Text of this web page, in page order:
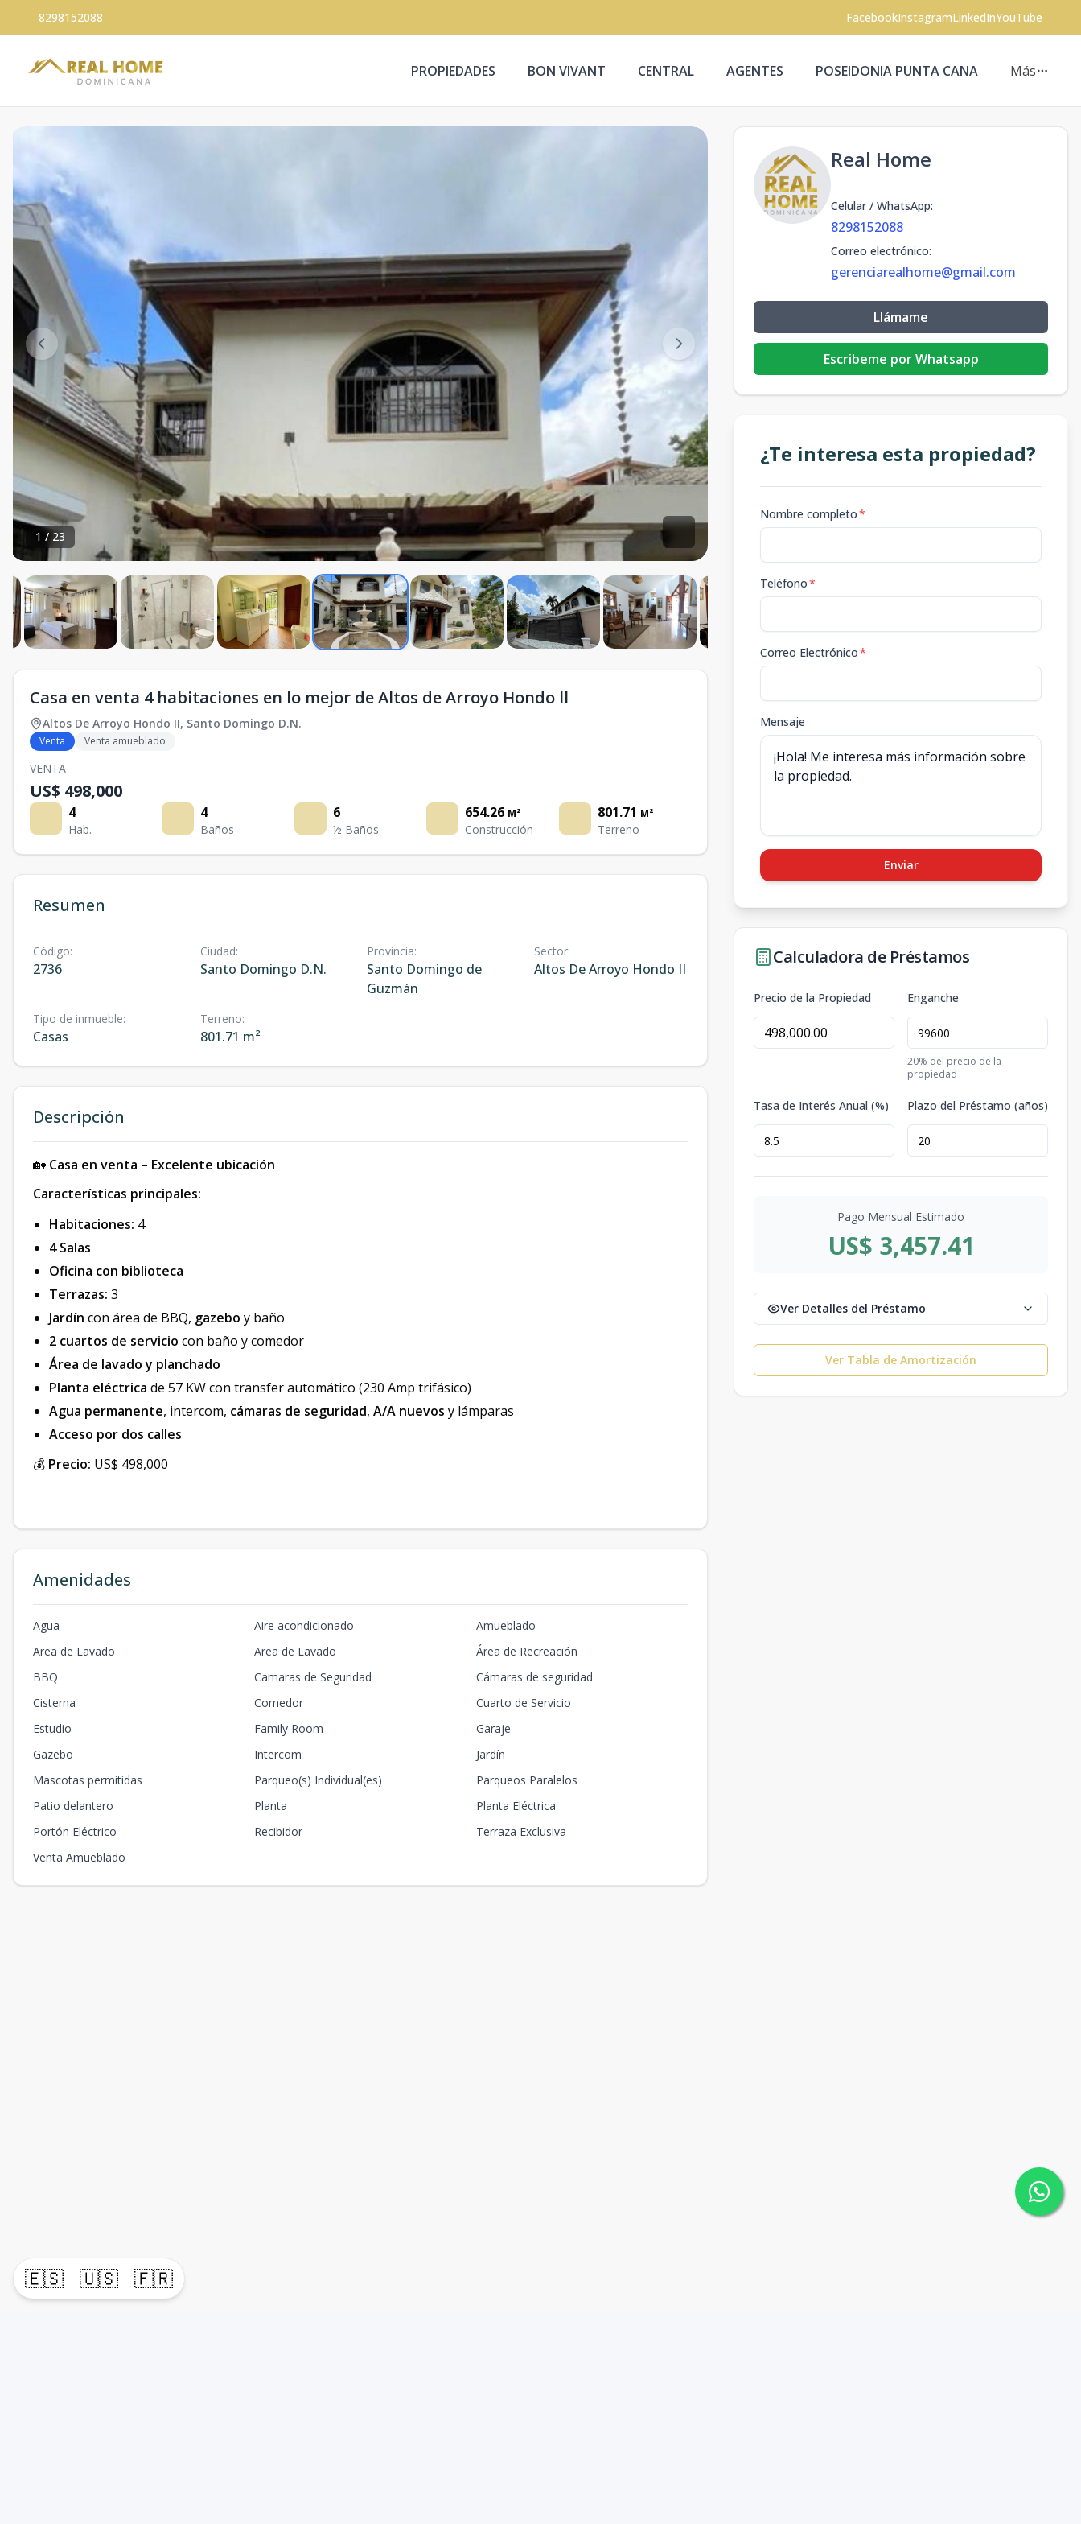
🇪🇸 🇺🇸 🇫🇷
8298152088 FacebookInstagramLinkedInYouTube
PROPIEDADES BON VIVANT CENTRAL AGENTES POSEIDONIA PUNTA CANA Más
1 / 23
Casa en venta 4 habitaciones en lo mejor de Altos de Arroyo Hondo ll
Altos De Arroyo Hondo II, Santo Domingo D.N.
Venta Venta amueblado
VENTA
US$ 498,000
4
Hab.
4
Baños
6
½ Baños
654.26 M²
Construcción
801.71 M²
Terreno
Resumen
Código:
2736
Ciudad:
Santo Domingo D.N.
Provincia:
Santo Domingo de
Guzmán
Sector:
Altos De Arroyo Hondo II
Tipo de inmueble:
Casas
Terreno:
801.71 m²
Descripción
🏡 Casa en venta – Excelente ubicación
Características principales:
Habitaciones: 4
4 Salas
Oficina con biblioteca
Terrazas: 3
Jardín con área de BBQ, gazebo y baño
2 cuartos de servicio con baño y comedor
Área de lavado y planchado
Planta eléctrica de 57 KW con transfer automático (230 Amp trifásico)
Agua permanente, intercom, cámaras de seguridad, A/A nuevos y lámparas
Acceso por dos calles
💰 Precio: US$ 498,000
Amenidades
Agua Aire acondicionado
Amueblado
Area de Lavado
Area de Lavado
Área de Recreación
BBQ
Camaras de Seguridad
Cámaras de seguridad
Cisterna
Comedor
Cuarto de Servicio
Estudio
Family Room
Garaje
Gazebo
Intercom
Jardín
Mascotas permitidas
Parqueo(s) Individual(es)
Parqueos Paralelos
Patio delantero
Planta
Planta Eléctrica
Portón Eléctrico
Recibidor
Terraza Exclusiva
Venta Amueblado
Real Home
Celular / WhatsApp:
8298152088
Correo electrónico:
gerenciarealhome@gmail.com
Llámame
Escribeme por Whatsapp
¿Te interesa esta propiedad?
Nombre completo*
Teléfono*
Correo Electrónico*
Mensaje
Enviar
Calculadora de Préstamos
Precio de la Propiedad Enganche
20% del precio de la
propiedad
Tasa de Interés Anual (%) Plazo del Préstamo (años)
Pago Mensual Estimado
US$ 3,457.41
Ver Detalles del Préstamo
Ver Tabla de Amortización